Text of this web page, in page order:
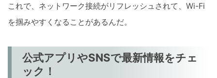
これで、ネットワーク接続がリフレッシュされて、Wi-Fi
を掴みやすくなることがあるんだ。
公式アプリやSNSで最新情報をチェ
ック！